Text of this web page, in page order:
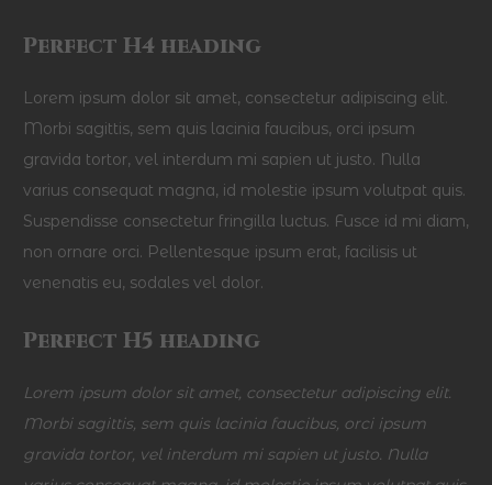
Perfect H4 heading
Lorem ipsum dolor sit amet, consectetur adipiscing elit.
Morbi sagittis, sem quis lacinia faucibus, orci ipsum
gravida tortor, vel interdum mi sapien ut justo. Nulla
varius consequat magna, id molestie ipsum volutpat quis.
Suspendisse consectetur fringilla luctus. Fusce id mi diam,
non ornare orci. Pellentesque ipsum erat, facilisis ut
venenatis eu, sodales vel dolor.
Perfect H5 heading
Lorem ipsum dolor sit amet, consectetur adipiscing elit.
Morbi sagittis, sem quis lacinia faucibus, orci ipsum
gravida tortor, vel interdum mi sapien ut justo. Nulla